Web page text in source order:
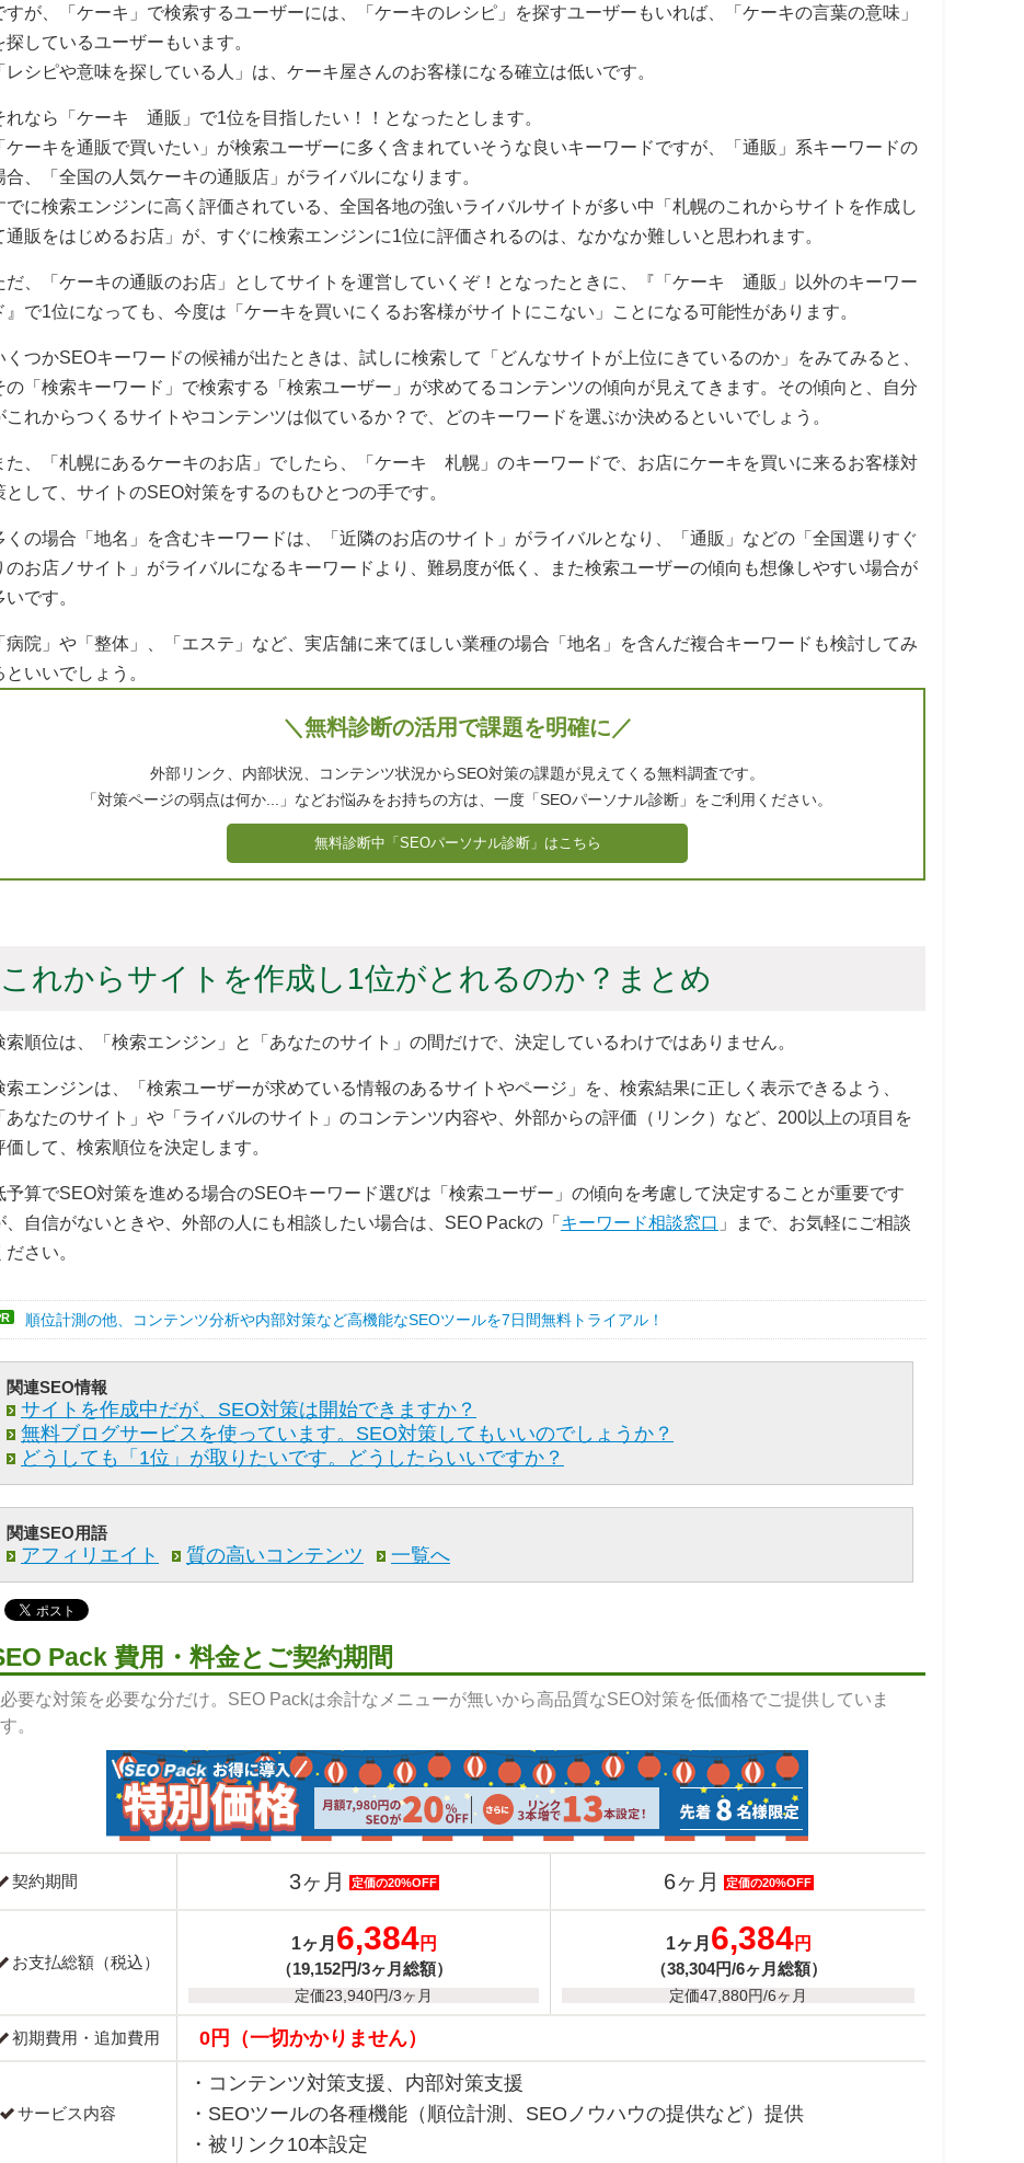
すが、「ケーキ」で検索するユーザーには、「ケーキのレシピ」を探すユーザーもいれば、「ケーキの言葉の意味」
探しているユーザーもいます。
「レシピや意味を探している人」は、ケーキ屋さんのお客様になる確立は低いです。
れなら「ケーキ 通販」で1位を目指したい！！となったとします。
「ケーキを通販で買いたい」が検索ユーザーに多く含まれていそうな良いキーワードですが、「通販」系キーワードの
合、「全国の人気ケーキの通販店」がライバルになります。
でに検索エンジンに高く評価されている、全国各地の強いライバルサイトが多い中「札幌のこれからサイトを作成し
通販をはじめるお店」が、すぐに検索エンジンに1位に評価されるのは、なかなか難しいと思われます。
だ、「ケーキの通販のお店」としてサイトを運営していくぞ！となったときに、『「ケーキ 通販」以外のキーワー
』で1位になっても、今度は「ケーキを買いにくるお客様がサイトにこない」ことになる可能性があります。
くつかSEOキーワードの候補が出たときは、試しに検索して「どんなサイトが上位にきているのか」をみてみると、
の「検索キーワード」で検索する「検索ユーザー」が求めてるコンテンツの傾向が見えてきます。その傾向と、自分
これからつくるサイトやコンテンツは似ているか？で、どのキーワードを選ぶか決めるといいでしょう。
た、「札幌にあるケーキのお店」でしたら、「ケーキ 札幌」のキーワードで、お店にケーキを買いに来るお客様対
として、サイトのSEO対策をするのもひとつの手です。
くの場合「地名」を含むキーワードは、「近隣のお店のサイト」がライバルとなり、「通販」などの「全国選りすぐ
のお店ノサイト」がライバルになるキーワードより、難易度が低く、また検索ユーザーの傾向も想像しやすい場合が
いです。
「病院」や「整体」、「エステ」など、実店舗に来てほしい業種の場合「地名」を含んだ複合キーワードも検討してみ
といいでしょう。
＼無料診断の活用で課題を明確に／
外部リンク、内部状況、コンテンツ状況からSEO対策の課題が見えてくる無料調査です。
「対策ページの弱点は何か...」などお悩みをお持ちの方は、一度「SEOパーソナル診断」をご利用ください。
無料診断中「SEOパーソナル診断」はこちら
これからサイトを作成し1位がとれるのか？まとめ
索順位は、「検索エンジン」と「あなたのサイト」の間だけで、決定しているわけではありません。
索エンジンは、「検索ユーザーが求めている情報のあるサイトやページ」を、検索結果に正しく表示できるよう、
「あなたのサイト」や「ライバルのサイト」のコンテンツ内容や、外部からの評価（リンク）など、200以上の項目を
価して、検索順位を決定します。
予算でSEO対策を進める場合のSEOキーワード選びは「検索ユーザー」の傾向を考慮して決定することが重要です
、自信がないときや、外部の人にも相談したい場合は、SEO Packの「キーワード相談窓口 」まで、お気軽にご相談
ださい。
順位計測の他、コンテンツ分析や内部対策など高機能なSEOツールを7日間無料トライアル！
関連SEO情報
サイトを作成中だが、SEO対策は開始できますか？
無料ブログサービスを使っています。SEO対策してもいいのでしょうか？
どうしても「1位」が取りたいです。どうしたらいいですか？
関連SEO用語
アフィリエイト 質の高いコンテンツ 一覧へ
Pack 費用・料金とご契約期間
必要な対策を必要な分だけ。SEO Packは余計なメニューが無いから高品質なSEO対策を低価格でご提供していま
す。
契約期間 3ヶ月 定価の20%OFF 6ヶ月 定価の20%OFF
お支払総額（税込）
1ヶ月 6,384円
（19,152円/3ヶ月総額）
定価23,940円/3ヶ月
1ヶ月 6,384円
（38,304円/6ヶ月総額）
定価47,880円/6ヶ月
初期費用・追加費用 0円（一切かかりません）
サービス内容
・コンテンツ対策支援、内部対策支援
・SEOツールの各種機能（順位計測、SEOノウハウの提供など）提供
・被リンク10本設定